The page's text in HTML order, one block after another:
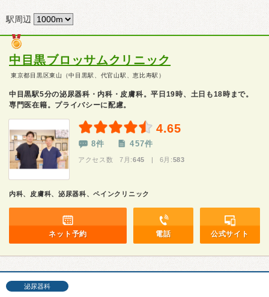
駅周辺
中目黒ブロッサムクリニック
東京都目黒区東山（中目黒駅、代官山駅、恵比寿駅）
中目黒駅5分の泌尿器科・内科・皮膚科。平日19時、土日も18時まで。
専門医在籍。プライバシーに配慮。
4.65
8件 457件
アクセス数 7月:645 | 6月:583
内科、皮膚科、泌尿器科、ペインクリニック
ネット予約 電話 公式サイト
泌尿器科